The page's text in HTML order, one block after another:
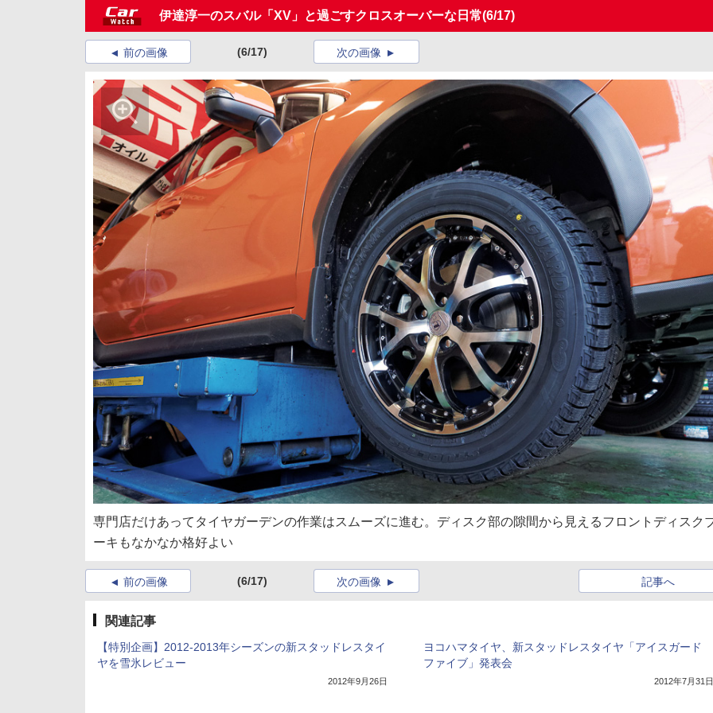
伊達淳一のスバル「XV」と過ごすクロスオーバーな日常(6/17)
前の画像 (6/17) 次の画像
専門店だけあってタイヤガーデンの作業はスムーズに進む。ディスク部の隙間から見えるフロントディスク
ーキもなかなか格好よい
前の画像 (6/17) 記事へ
次の画像
関連記事
【特別企画】2012-2013年シーズンの新スタッドレスタイ
ヤを雪氷レビュー
2012年9月26日
ヨコハマタイヤ、新スタッドレスタイヤ「アイスガード
ファイブ」発表会
2012年7月31日